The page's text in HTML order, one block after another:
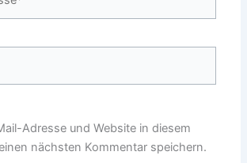
Adresse und Website in diesem
nächsten Kommentar speichern.